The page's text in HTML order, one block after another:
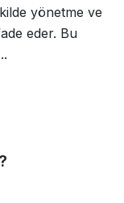
yönetme ve
eder. Bu